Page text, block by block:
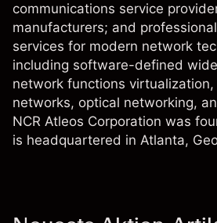
communications service
manufacturers; and
services for modern network
including software-defined
network functions
networks, optical networking,
NCR Atleos Corporation was
is headquartered in Atlanta,